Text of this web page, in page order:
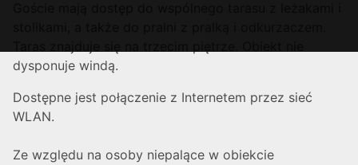
dysponuje windą.
Dostępne jest połączenie z Internetem przez sieć
WLAN.
Ze względu na osoby niepalące w obiekcie